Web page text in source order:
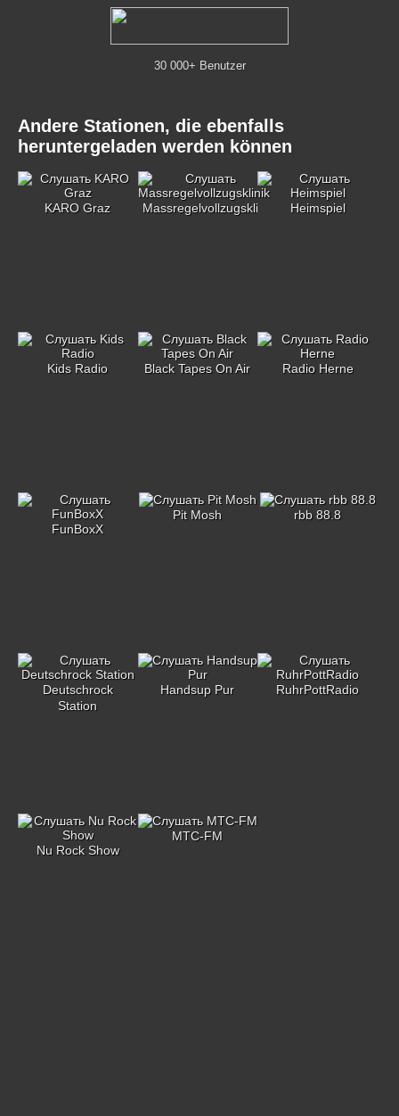
30 000+ Benutzer
Andere Stationen, die ebenfalls
heruntergeladen werden können
KARO Graz Massregelvollzugsklinik Heimspiel
Kids Radio Black Tapes On Air Radio Herne
FunBoxX
Pit Mosh rbb 88.8
Deutschrock
Station
Handsup Pur RuhrPottRadio
Nu Rock Show
MTC-FM